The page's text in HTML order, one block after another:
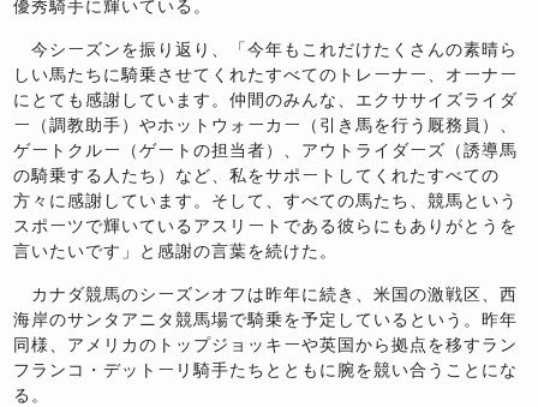
今シーズンを振り返り、「今年もこれだけたくさんの素晴ら
しい馬たちに騎乗させてくれたすべてのトレーナー、オーナー
にとても感謝しています。仲間のみんな、エクササイズライダ
ー（調教助手）やホットウォーカー（引き馬を行う厩務員）、
ゲートクルー（ゲートの担当者）、アウトライダーズ（誘導馬
の騎乗する人たち）など、私をサポートしてくれたすべての
方々に感謝しています。そして、すべての馬たち、競馬という
スポーツで輝いているアスリートである彼らにもありがとうを
言いたいです」と感謝の言葉を続けた。
カナダ競馬のシーズンオフは昨年に続き、米国の激戦区、西
海岸のサンタアニタ競馬場で騎乗を予定しているという。昨年
同様、アメリカのトップジョッキーや英国から拠点を移すラン
フランコ・デットーリ騎手たちとともに腕を競い合うことにな
る。